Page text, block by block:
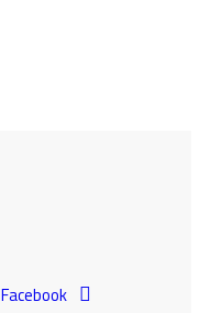
Facebook